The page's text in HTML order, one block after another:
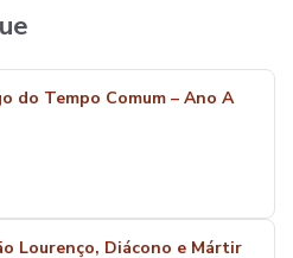
do Tempo Comum – Ano A
Lourenço, Diácono e Mártir